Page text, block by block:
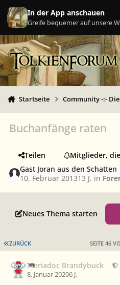
Zu Inhalt springen
In der App anschauen
Greife bequemer auf unsere
Startseite Community -:-
Buchanfänge raten
Teilen
Mitglieder,
Gast Joran aus den Schatten
10. Februar 201313 J. in
Neues Thema starten
ERSTE SEITE
ZURÜCK SEITE 46
Meriadoc Brandybuck
8. Januar 20206 J.